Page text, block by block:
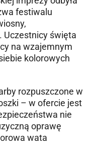
festiwalu
Uczestnicy święta
na wzajemnym
kolorowych
rozpuszczone w
– w ofercie jest
nie
oprawę
wata